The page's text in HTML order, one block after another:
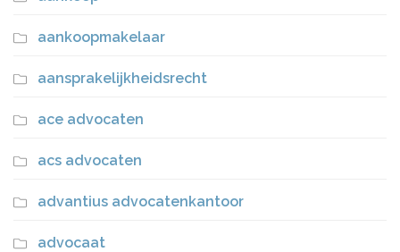
aankoopmakelaar
aansprakelijkheidsrecht
ace advocaten
acs advocaten
advantius advocatenkantoor
advocaat